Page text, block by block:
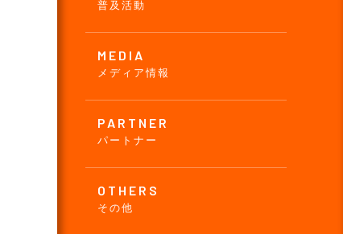
普及活動
MEDIA
メディア情報
PARTNER
パートナー
OTHERS
その他